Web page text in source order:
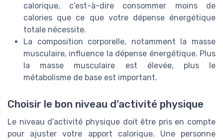
calorique, c’est-à-dire consommer moins de
calories que ce que votre dépense énergétique
totale nécessite.
La composition corporelle, notamment la masse
musculaire, influence la dépense énergétique. Plus
la masse musculaire est élevée, plus le
métabolisme de base est important.
Choisir le bon niveau d’activité physique
Le niveau d’activité physique doit être pris en compte
pour ajuster votre apport calorique. Une personne